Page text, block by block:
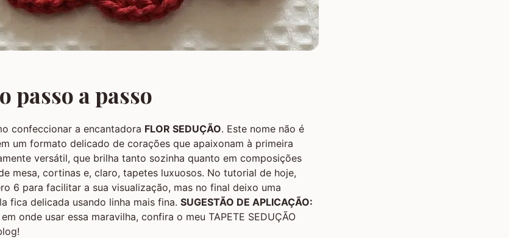
passo a passo
confeccionar a encantadora FLOR SEDUÇÃO. Este nome não é
um formato delicado de corações que apaixonam à primeira
versátil, que brilha tanto sozinha quanto em composições
mesa, cortinas e, claro, tapetes luxuosos. No tutorial de hoje,
6 para facilitar a sua visualização, mas no final deixo uma
fica delicada usando linha mais fina. SUGESTÃO DE APLICAÇÃO:
onde usar essa maravilha, confira o meu TAPETE SEDUÇÃO